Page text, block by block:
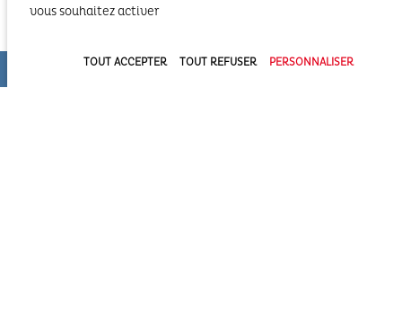
ses compétences statutaires à l’intérieur du
vous souhaitez activer
TOUT ACCEPTER TOUT REFUSER PERSONNALISER